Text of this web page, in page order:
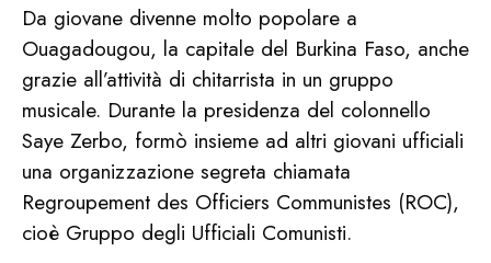
Da giovane divenne molto popolare a
Ouagadougou, la capitale del Burkina Faso, anche
grazie all’attività di chitarrista in un gruppo
musicale. Durante la presidenza del colonnello
Saye Zerbo, formò insieme ad altri giovani ufficiali
una organizzazione segreta chiamata
Regroupement des Officiers Communistes (ROC),
cioè Gruppo degli Ufficiali Comunisti.